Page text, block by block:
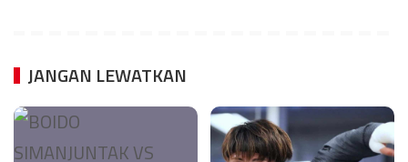
JANGAN LEWATKAN